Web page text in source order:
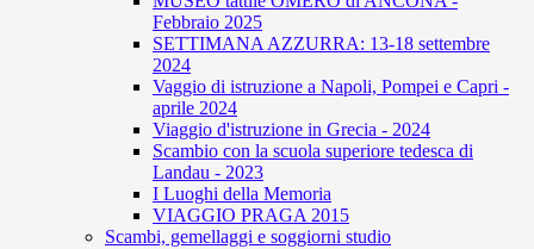
Febbraio 2025
SETTIMANA AZZURRA: 13-18 settembre
2024
Vaggio di istruzione a Napoli, Pompei e Capri -
aprile 2024
Viaggio d'istruzione in Grecia - 2024
Scambio con la scuola superiore tedesca di
Landau - 2023
I Luoghi della Memoria
VIAGGIO PRAGA 2015
Scambi, gemellaggi e soggiorni studio